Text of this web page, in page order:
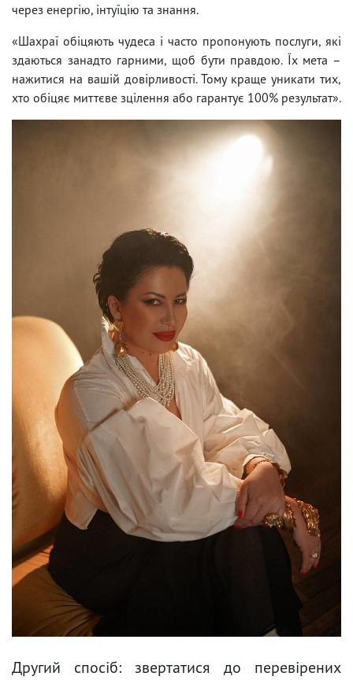
через енергію, інтуїцію та знання.
«Шахраї обіцяють чудеса і часто пропонують послуги, які
здаються занадто гарними, щоб бути правдою. Їх мета –
нажитися на вашій довірливості. Тому краще уникати тих,
хто обіцяє миттєве зцілення або гарантує 100% результат».
Другий спосіб: звертатися до перевірених